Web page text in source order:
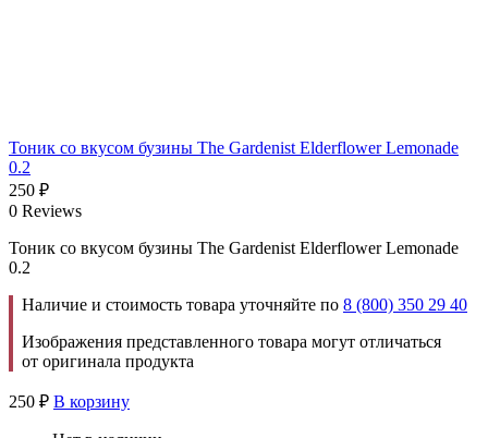
Тоник со вкусом бузины The Gardenist Elderflower Lemonade
0.2
250 ₽
0 Reviews
Тоник со вкусом бузины The Gardenist Elderflower Lemonade
0.2
Наличие и стоимость товара уточняйте по 8 (800) 350 29 40
Изображения представленного товара могут отличаться
от оригинала продукта
250 ₽ В корзину